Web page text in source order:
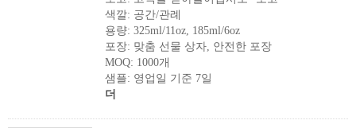
색깔: 공간/관례
용량: 325ml/11oz, 185ml/6oz
포장: 맞춤 선물 상자, 안전한 포장
MOQ: 1000개
샘플: 영업일 기준 7일
더